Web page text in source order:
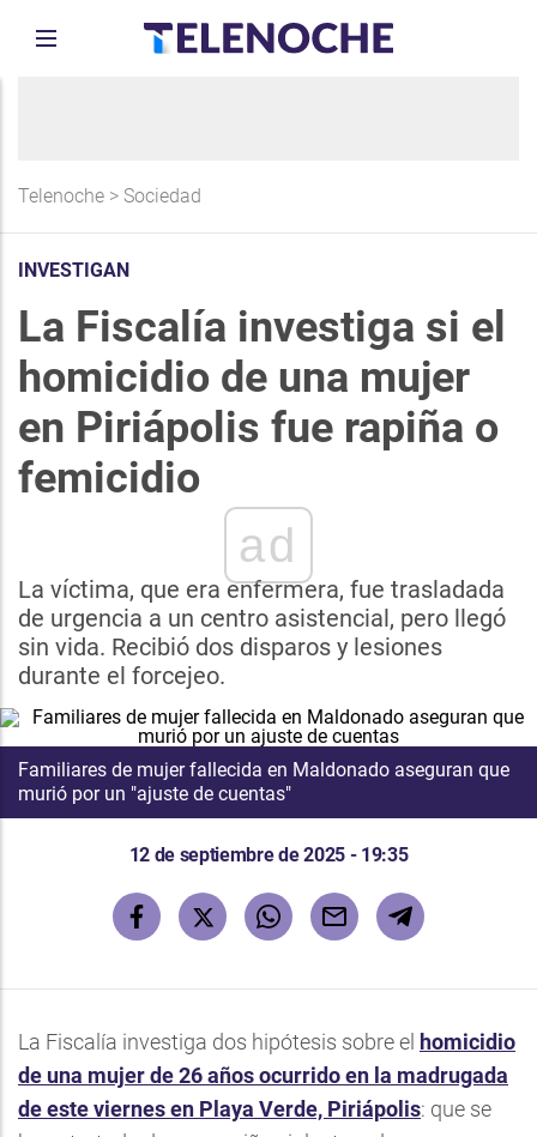
Telenoche > Sociedad
INVESTIGAN
La Fiscalía investiga si el
homicidio de una mujer
en Piriápolis fue rapiña o
femicidio
ad
La víctima, que era enfermera, fue trasladada
de urgencia a un centro asistencial, pero llegó
sin vida. Recibió dos disparos y lesiones
durante el forcejeo.
Familiares de mujer fallecida en Maldonado aseguran que
murió por un "ajuste de cuentas"
12 de septiembre de 2025 - 19:35
La Fiscalía investiga dos hipótesis sobre el homicidio
de una mujer de 26 años ocurrido en la madrugada
de este viernes en Playa Verde, Piriápolis: que se